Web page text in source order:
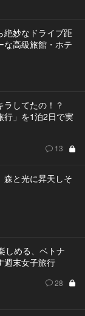
絶妙なドライブ距
な高級旅館・ホテ
ラしてたの！？
行」を1泊2日で実
13
森と光に昇天しそ
しめる、ベトナ
週末女子旅行
28